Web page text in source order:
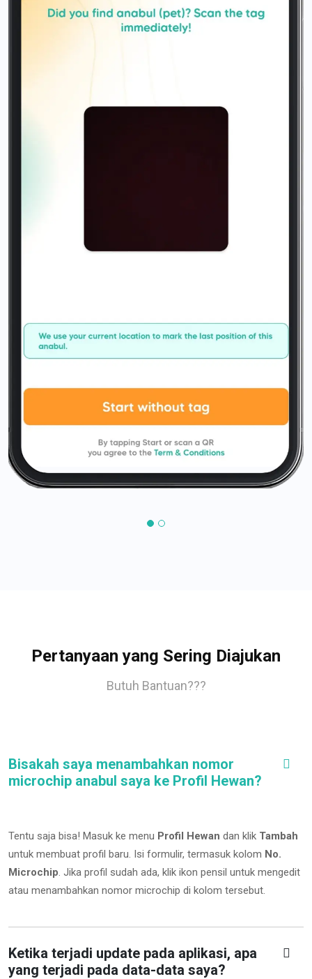
Pertanyaan yang Sering Diajukan
Butuh Bantuan???
Bisakah saya menambahkan nomor
microchip anabul saya ke Profil Hewan?
Tentu saja bisa! Masuk ke menu Profil Hewan dan klik Tambah
untuk membuat profil baru. Isi formulir, termasuk kolom No.
Microchip. Jika profil sudah ada, klik ikon pensil untuk mengedit
atau menambahkan nomor microchip di kolom tersebut.
Ketika terjadi update pada aplikasi, apa
yang terjadi pada data-data saya?